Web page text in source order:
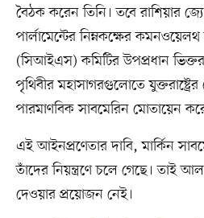
বৈঠক করেন তিনি। তবে রাশিয়ার
পার্লামেন্টের নিম্নকক্ষের
(সিআইএস) কমিটির উপপ্রধান
পৃথিবীর মহাসাগরগুলোতে
পারমাণবিক সাবমেরিন মোতায়েন
এই আইনপ্রণেতার দাবি, মার্কিন
তাঁদের নিয়ন্ত্রণে চলে গেছে। তাই
দেওয়ার প্রয়োজন নেই।